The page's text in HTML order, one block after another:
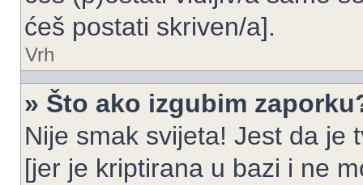
ćeš postati skriven/a].
Vrh
» Što ako izgubim
Nije smak svijeta! Jest da je
[jer je kriptirana u bazi i ne